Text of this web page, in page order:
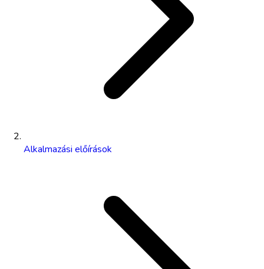
Alkalmazási előírások